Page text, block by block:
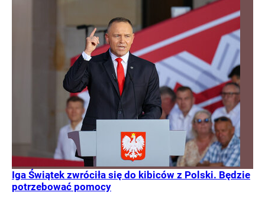
Iga Świątek zwróciła się do kibiców z Polski. Będzie
potrzebować pomocy